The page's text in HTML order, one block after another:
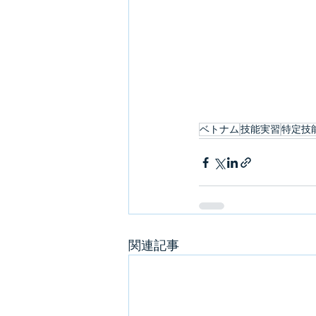
ベトナム技能実習特定技
関連記事